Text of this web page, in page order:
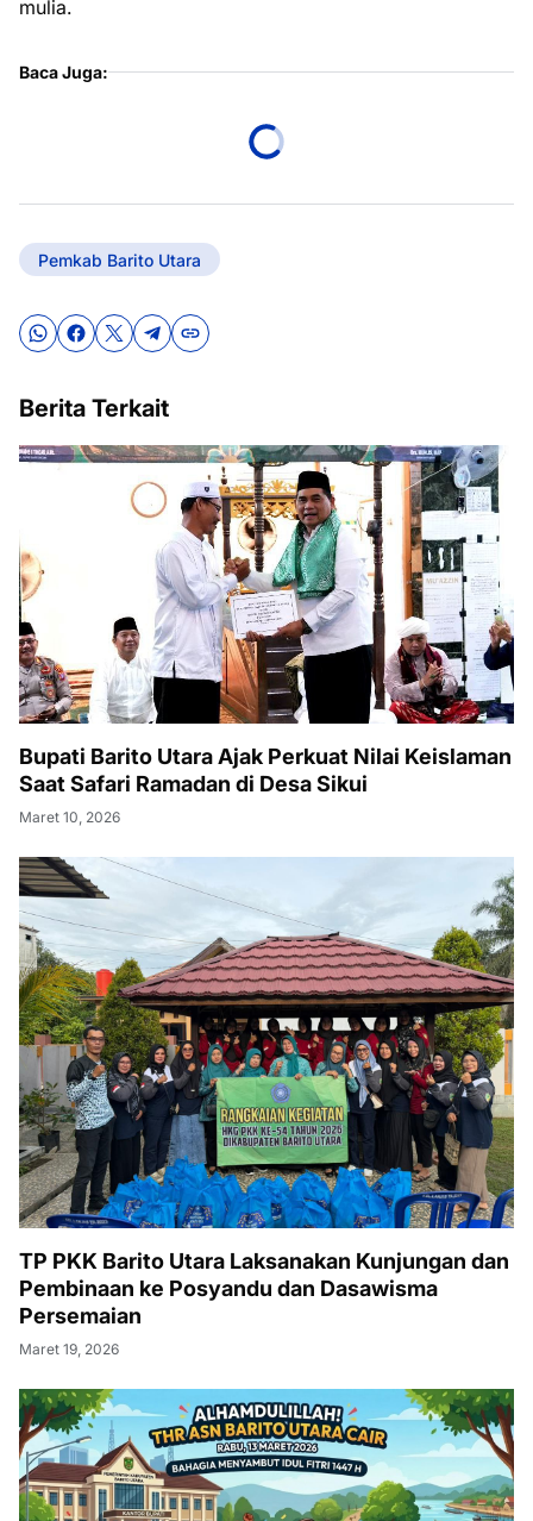
mulia.
Baca Juga:
Pemkab Barito Utara
Berita Terkait
Bupati Barito Utara Ajak Perkuat Nilai Keislaman
Saat Safari Ramadan di Desa Sikui
Maret 10, 2026
TP PKK Barito Utara Laksanakan Kunjungan dan
Pembinaan ke Posyandu dan Dasawisma
Persemaian
Maret 19, 2026